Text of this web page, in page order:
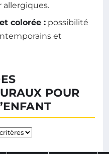
allergiques.
colorée : possibilité
et
POUR